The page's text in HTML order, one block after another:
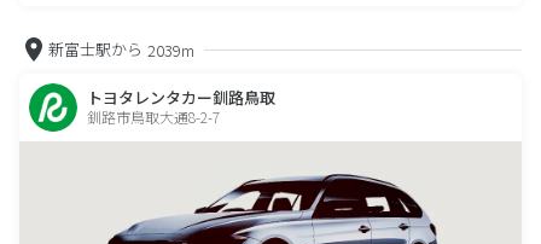
新富士駅から 2039m
トヨタレンタカー釧路鳥取
釧路市鳥取大通8-2-7